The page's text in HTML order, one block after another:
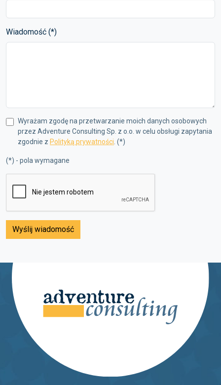
Wiadomość (*)
Wyrażam zgodę na przetwarzanie moich danych osobowych
przez Adventure Consulting Sp. z o.o. w celu obsługi zapytania
zgodnie z Polityką prywatności . (*)
(*) - pola wymagane
Wyślij wiadomość